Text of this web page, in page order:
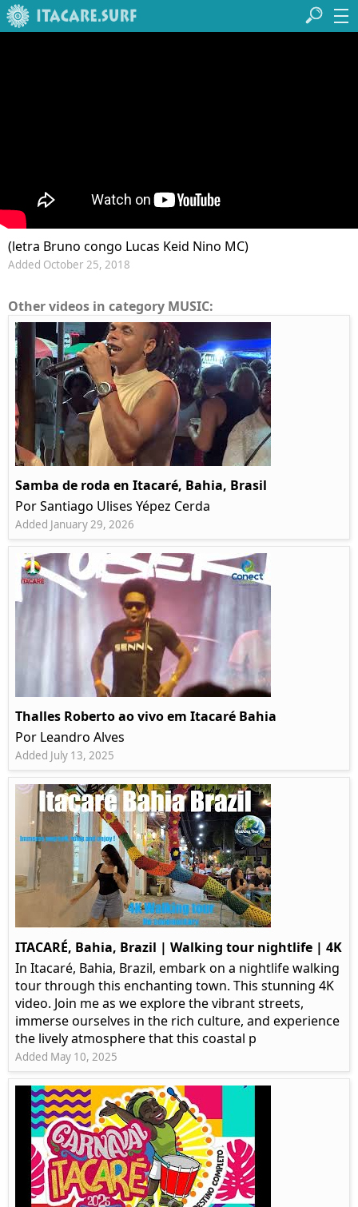
(letra Bruno congo Lucas Keid Nino MC)
Added October 25, 2018
Other videos in category MUSIC:
Samba de roda en Itacaré, Bahia, Brasil
Por Santiago Ulises Yépez Cerda
Added January 29, 2026
Thalles Roberto ao vivo em Itacaré Bahia
Por Leandro Alves
Added July 13, 2025
ITACARÉ, Bahia, Brazil | Walking tour nightlife | 4K
In Itacaré, Bahia, Brazil, embark on a nightlife walking
tour through this enchanting town. This stunning 4K
video. Join me as we explore the vibrant streets,
immerse ourselves in the rich culture, and experience
the lively atmosphere that this coastal p
Added May 10, 2025